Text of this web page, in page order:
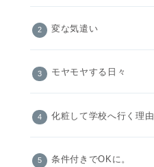
変な気遣い
モヤモヤする日々
化粧して学校へ行く理由
条件付きでOKに。